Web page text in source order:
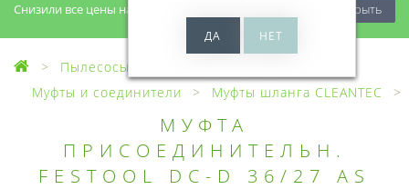
Снизили все цены на 20%, успей купить! Закрыть
Пылесосы
Муфты и соединители
Муфты шланга CLEANTEC
МУФТА
ПРИСОЕДИНИТЕЛЬН.
FESTOOL DC-D 36/27 AS